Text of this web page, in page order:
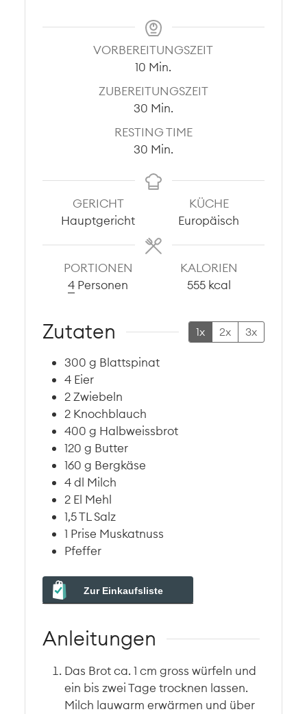
VORBEREITUNGSZEIT
10 Minuten
Min.
ZUBEREITUNGSZEIT
30Minuten
Min.
RESTING TIME
30Minuten
Min.
GERICHT
Hauptgericht
KÜCHE
Europäisch
PORTIONEN
4 Personen
KALORIEN
555 kcal
Zutaten 1x 2x 3x
300 g Blattspinat
4 Eier
2Zwiebeln
2 Knochblauch
400 g Halbweissbrot
120 g Butter
160 g Bergkäse
4dl Milch
2 El Mehl
1,5TL Salz
1 Prise Muskatnuss
Pfeffer
Zur Einkaufsliste
Anleitungen
Das Brot ca. 1 cm gross würfeln und
ein bis zwei Tage trocknen lassen.
Milch lauwarm erwärmen und über